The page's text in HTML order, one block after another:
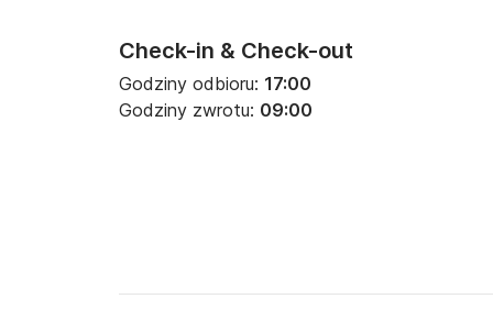
Check-in & Check-out
Godziny odbioru: 17:00
Godziny zwrotu: 09:00